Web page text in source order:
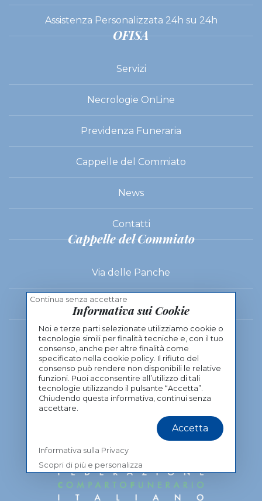
Assistenza Personalizzata 24h su 24h
OFISA
Servizi
Necrologie OnLine
Previdenza Funeraria
Cappelle del Commiato
News
Contatti
Cappelle del Commiato
Via delle Panche
Viale Milton
Viale Milton 89, 50129 Firenze
(+39) 055 48 98 02
Contatti
Informativa sulla Privacy
Continua senza accettare
Informativa sui Cookie
Noi e terze parti selezionate utilizziamo cookie o
tecnologie simili per finalità tecniche e, con il tuo
consenso, anche per altre finalità come
specificato nella cookie policy. Il rifiuto del
consenso può rendere non disponibili le relative
funzioni. Puoi acconsentire all’utilizzo di tali
tecnologie utilizzando il pulsante “Accetta”.
Chiudendo questa informativa, continui senza
accettare.
Informativa sulla Privacy
Scopri di più e personalizza
Accetta